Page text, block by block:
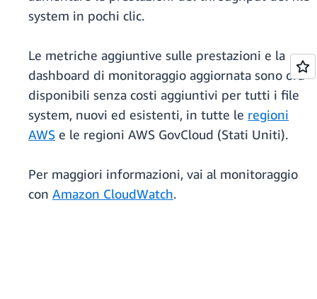
system in pochi clic.
Le metriche aggiuntive sulle prestazioni e la
dashboard di monitoraggio aggiornata sono ora
disponibili senza costi aggiuntivi per tutti i file
system, nuovi ed esistenti, in tutte le regioni
AWS e le regioni AWS GovCloud (Stati Uniti).
Per maggiori informazioni, vai al monitoraggio
con Amazon CloudWatch.